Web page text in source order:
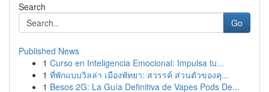
Search
Go
Published News
1 Curso en Inteligencia Emocional: Impulsa tu...
1 ที่พักแบบวิลล่า เมืองพัทยา: สวรรค์ ส่วนตัวของคุ...
1 Besos 2G: La Guía Definitiva de Vapes Pods De...